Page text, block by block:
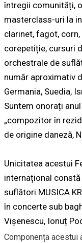
întregii comunități,
masterclass-uri la
clarinet, fagot,
corepetiție, cursuri
orchestrale de
număr aproximativ
Germania, Suedia,
Suntem onorați
„compozitor în
de origine daneză,
Unicitatea acestui
internațional
suflători MUSICA
în concerte sub
Vișenescu, Ionuț
Componența acestui